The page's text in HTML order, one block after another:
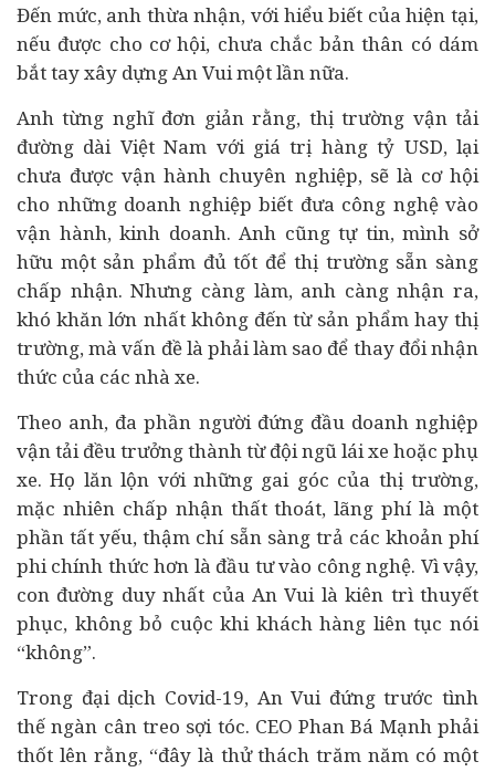
Đến mức, anh thừa nhận, với hiểu biết của hiện tại,
nếu được cho cơ hội, chưa chắc bản thân có dám
bắt tay xây dựng An Vui một lần nữa.
Anh từng nghĩ đơn giản rằng, thị trường vận tải
đường dài Việt Nam với giá trị hàng tỷ USD, lại
chưa được vận hành chuyên nghiệp, sẽ là cơ hội
cho những doanh nghiệp biết đưa công nghệ vào
vận hành, kinh doanh. Anh cũng tự tin, mình sở
hữu một sản phẩm đủ tốt để thị trường sẵn sàng
chấp nhận. Nhưng càng làm, anh càng nhận ra,
khó khăn lớn nhất không đến từ sản phẩm hay thị
trường, mà vấn đề là phải làm sao để thay đổi nhận
thức của các nhà xe.
Theo anh, đa phần người đứng đầu doanh nghiệp
vận tải đều trưởng thành từ đội ngũ lái xe hoặc phụ
xe. Họ lăn lộn với những gai góc của thị trường,
mặc nhiên chấp nhận thất thoát, lãng phí là một
phần tất yếu, thậm chí sẵn sàng trả các khoản phí
phi chính thức hơn là đầu tưvào công nghệ. Vì vậy,
con đường duy nhất của An Vui là kiên trì thuyết
phục, không bỏ cuộc khi khách hàng liên tục nói
“không”.
Trong đại dịch Covid-19, An Vui đứng trước tình
thế ngàn cân treo sợi tóc. CEO Phan Bá Mạnh phải
thốt lên rằng, “đây là thử thách trăm năm có một